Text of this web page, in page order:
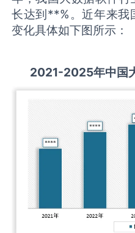
长达到**%。近年来我
变化具体如下图所示：
2021-2025年中国